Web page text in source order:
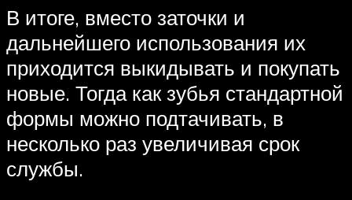
В итоге, вместо заточки и
дальнейшего использования их
приходится выкидывать и покупать
новые. Тогда как зубья стандартной
формы можно подтачивать, в
несколько раз увеличивая срок
службы.